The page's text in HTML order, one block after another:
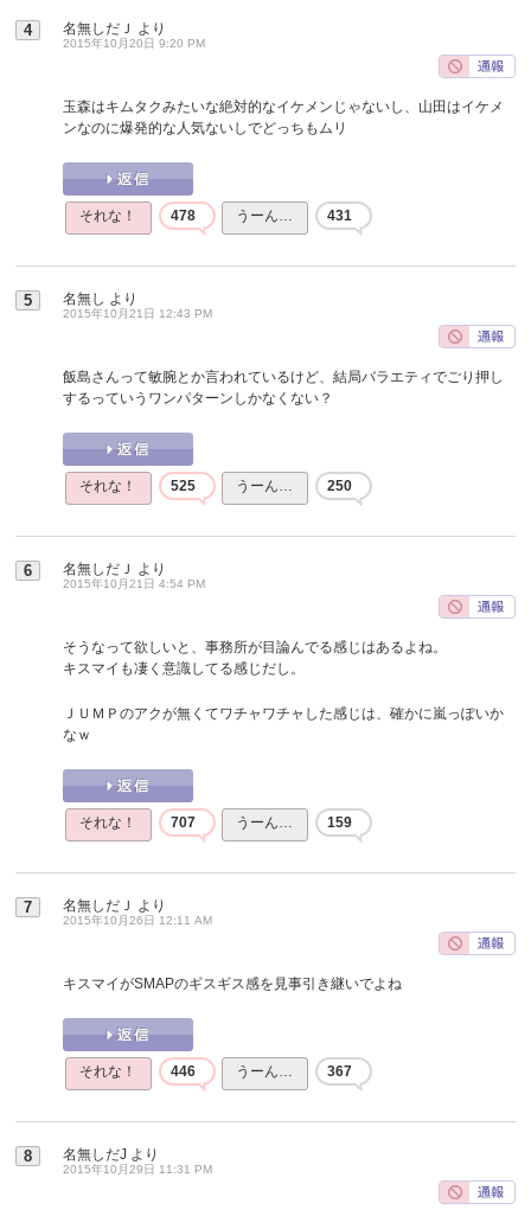
4 名無しだＪ より
2015年10月20日 9:20 PM
玉森はキムタクみたいな絶対的なイケメンじゃないし、山田はイケメ
ンなのに爆発的な人気ないしでどっちもムリ
それな！ 478 うーん… 431
5 名無し より
2015年10月21日 12:43 PM
飯島さんって敏腕とか言われているけど、結局バラエティでごり押し
するっていうワンパターンしかなくない？
それな！ 525 うーん… 250
6 名無しだＪ より
2015年10月21日 4:54 PM
そうなって欲しいと、事務所が目論んでる感じはあるよね。
キスマイも凄く意識してる感じだし。
ＪＵＭＰのアクが無くてワチャワチャした感じは、確かに嵐っぽいか
なｗ
それな！ 707 うーん… 159
7 名無しだＪ より
2015年10月26日 12:11 AM
キスマイがSMAPのギスギス感を見事引き継いでよね
それな！ 446 うーん… 367
8 名無しだJ より
2015年10月29日 11:31 PM